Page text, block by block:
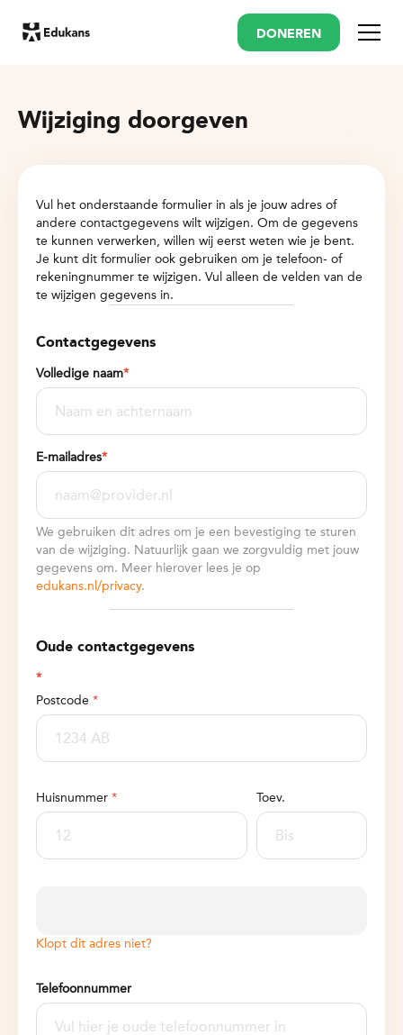
DONEREN Menu
Wijziging doorgeven
Vul het onderstaande formulier in als je jouw adres of
andere contactgegevens wilt wijzigen. Om de gegevens
te kunnen verwerken, willen wij eerst weten wie je bent.
Je kunt dit formulier ook gebruiken om je telefoon- of
rekeningnummer te wijzigen. Vul alleen de velden van de
te wijzigen gegevens in.
Contactgegevens
Volledige naam*
E-mailadres*
We gebruiken dit adres om je een bevestiging te sturen
van de wijziging. Natuurlijk gaan we zorgvuldig met jouw
gegevens om. Meer hierover lees je op
edukans.nl/privacy.
Oude contactgegevens
*
Postcode *
Huisnummer * Toev.
Klopt dit adres niet?
Telefoonnummer